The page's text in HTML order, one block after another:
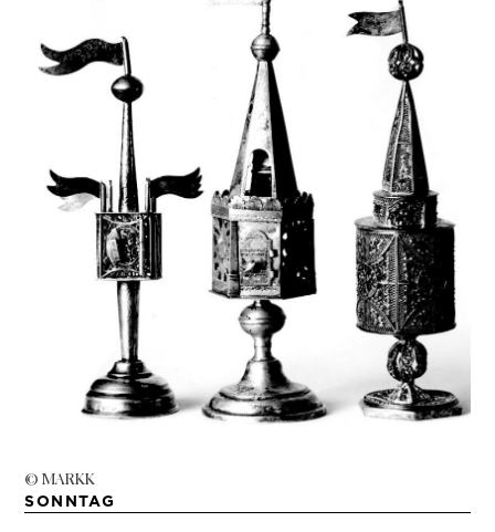
© MARKK
SONNTAG